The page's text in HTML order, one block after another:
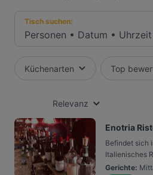
Tisch suchen:
Personen • Datum • Uhrzeit
Küchenarten Top
Relevanz
Enotria
Befindet sich
Italienisches
Gerichte: